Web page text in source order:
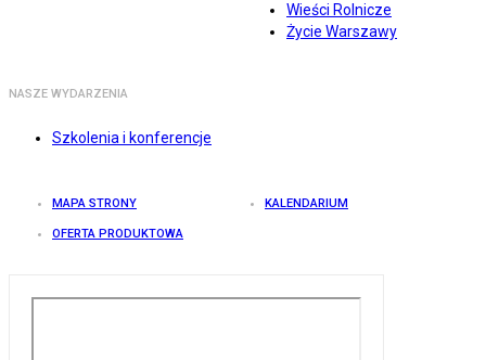
Wieści Rolnicze
Życie Warszawy
NASZE WYDARZENIA
Szkolenia i konferencje
MAPA STRONY KALENDARIUM
OFERTA PRODUKTOWA